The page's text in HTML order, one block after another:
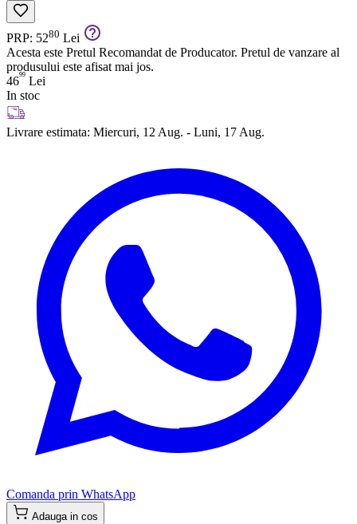
PRP: 5280 Lei
Acesta este Pretul Recomandat de Producator. Pretul de vanzare al
produsului este afisat mai jos.
4699 Lei
In stoc
Livrare estimata: Miercuri, 12 Aug. - Luni, 17 Aug.
Comanda prin WhatsApp
Adauga in cos